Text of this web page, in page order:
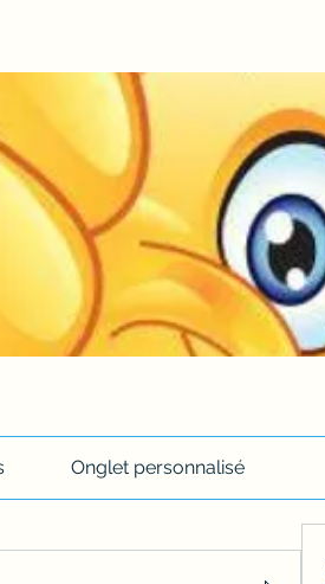
Onglet personnalisé